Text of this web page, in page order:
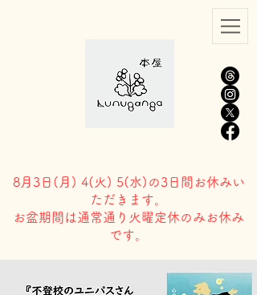
8月3日( 月) 4(火) 5(水)の3日間お休みい
ただきます。
​お盆期間は通常通り火曜定休のみお休み
です。